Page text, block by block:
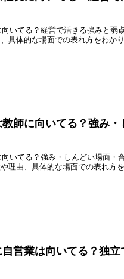
いてる？経営で活きる強みと弱
具体的な場面での表れ方をわか
師に向いてる？強み・
いてる？強み・しんどい場面・
理由、具体的な場面での表れ方
営業は向いてる？独立